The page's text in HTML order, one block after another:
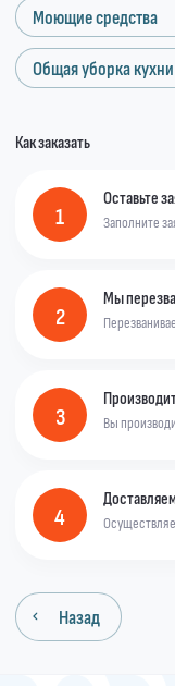
Моющие средства
Общая уборка кухни
Как заказать
1
Оставьте
Заполните
2
Мы
3 Вы
4
Назад